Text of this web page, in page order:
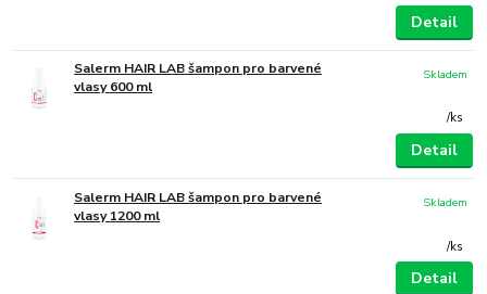
Detail
Salerm HAIR LAB šampon pro barvené
vlasy 600 ml
/ks
Skladem
Detail
Salerm HAIR LAB šampon pro barvené
vlasy 1200 ml
/ks
Skladem
Detail